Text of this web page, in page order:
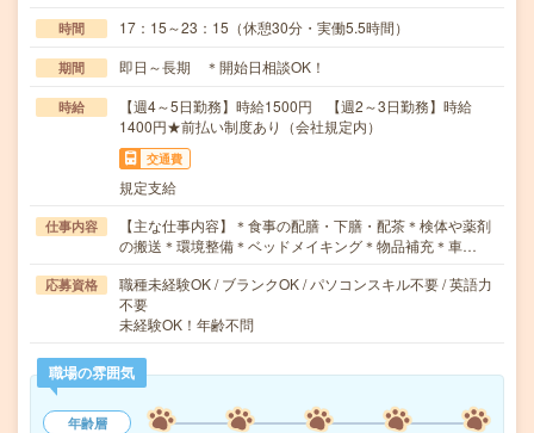
時間 17：15～23：15（休憩30分・実働5.5時間）
期間 即日～長期 ＊開始日相談OK！
時給
【週4～5日勤務】時給1500円 【週2～3日勤務】時給
1400円★前払い制度あり（会社規定内）
交通費
規定支給
仕事内容
【主な仕事内容】＊食事の配膳・下膳・配茶＊検体や薬剤
の搬送＊環境整備＊ベッドメイキング＊物品補充＊車…
応募資格
職種未経験OK / ブランクOK / パソコンスキル不要 / 英語力
不要
未経験OK！年齢不問
職場の雰囲気
年齢層